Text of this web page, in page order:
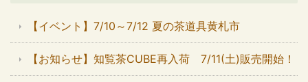
【イベント】7/10～7/12 夏の茶道具黄札市
【お知らせ】知覧茶CUBE再入荷 7/11(土)販売開始！